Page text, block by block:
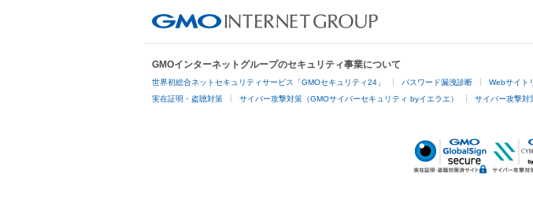
GMOインターネットグループのセキュリティ事業について
世界初総合ネットセキュリティサービス「GMOセキュリティ24」 パスワード漏洩診断 Webサイト
実在証明・盗聴対策 サイバー攻撃対策（GMOサイバーセキュリティ byイエラエ） サイバー攻撃対